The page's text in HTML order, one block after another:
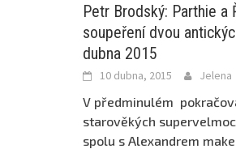
Petr Brodský: Parthie a
soupeření dvou
dubna 2015
10 dubna, 2015 Jelena
V předminulém
starověkých
spolu s Alexandrem